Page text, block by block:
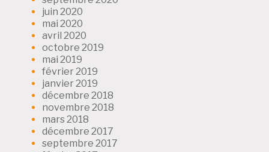
juin 2020
mai 2020
avril 2020
octobre 2019
mai 2019
février 2019
janvier 2019
décembre 2018
novembre 2018
mars 2018
décembre 2017
septembre 2017